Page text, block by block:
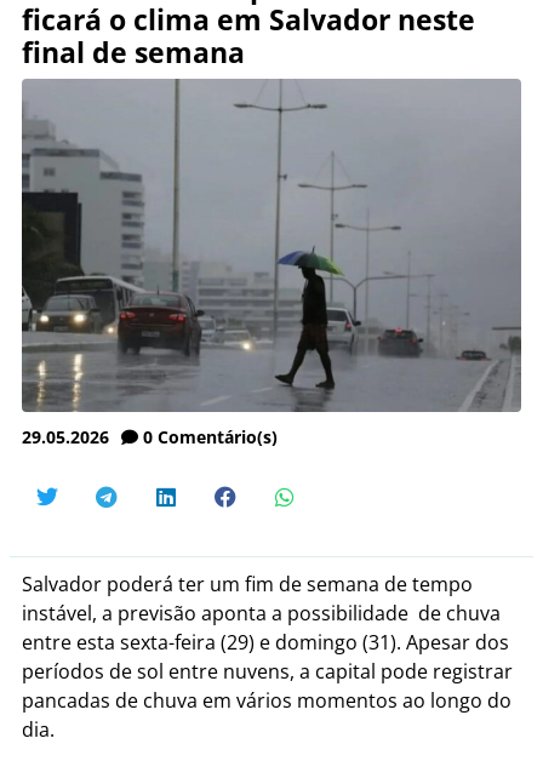
ficará o clima em Salvador neste
final de semana
29.05.2026 0 Comentário(s)
Salvador poderá ter um fim de semana de tempo
instável, a previsão aponta a possibilidade de chuva
entre esta sexta-feira (29) e domingo (31). Apesar dos
períodos de sol entre nuvens, a capital pode registrar
pancadas de chuva em vários momentos ao longo do
dia.